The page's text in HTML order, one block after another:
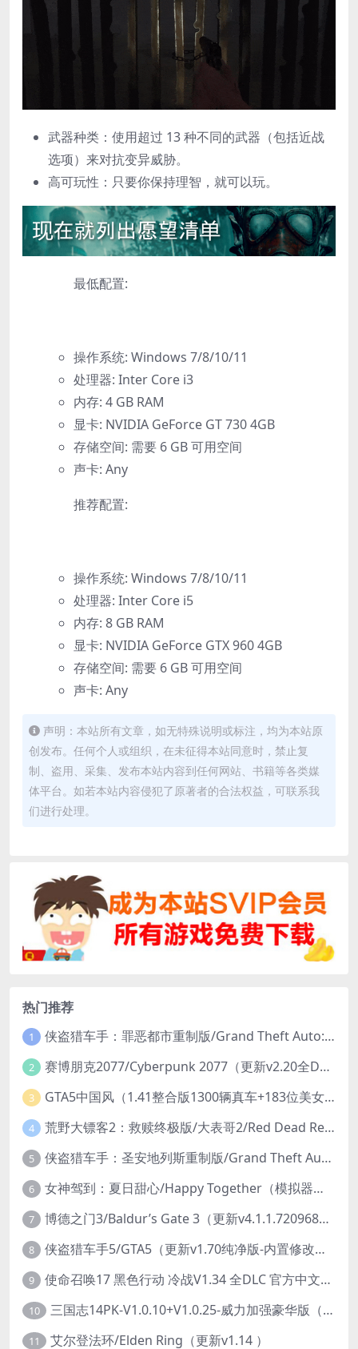
武器种类：使用超过 13 种不同的武器（包括近战
选项）来对抗变异威胁。
高可玩性：只要你保持理智，就可以玩。
最低配置:
操作系统: Windows 7/8/10/11
处理器: Inter Core i3
内存: 4 GB RAM
显卡: NVIDIA GeForce GT 730 4GB
存储空间: 需要 6 GB 可用空间
声卡: Any
推荐配置:
操作系统: Windows 7/8/10/11
处理器: Inter Core i5
内存: 8 GB RAM
显卡: NVIDIA GeForce GTX 960 4GB
存储空间: 需要 6 GB 可用空间
声卡: Any
声明：本站所有文章，如无特殊说明或标注，均为本站原
创发布。任何个人或组织，在未征得本站同意时，禁止复
制、盗用、采集、发布本站内容到任何网站、书籍等各类媒
体平台。如若本站内容侵犯了原著者的合法权益，可联系我
们进行处理。
热门推荐
1 侠盗猎车手：罪恶都市重制版/Grand Theft Auto: Vice City – The Definitive Edition
2 赛博朋克2077/Cyberpunk 2077（更新v2.20全DLC）
3 GTA5中国风（1.41整合版1300辆真车+183位美女与英雄+200%存档）
4 荒野大镖客2：救赎终极版/大表哥2/Red Dead Redemption 2: Ultimate Edition（更新v1491.50终极版）
5 侠盗猎车手：圣安地列斯重制版/Grand Theft Auto: San Andreas – The Definitive Edition（更新v1.113.49697469）
6 女神驾到：夏日甜心/Happy Together（模拟器版-升级豪华终极珍藏版+全DLC）
7 博德之门3/Baldur’s Gate 3（更新v4.1.1.7209685）
8 侠盗猎车手5/GTA5（更新v1.70纯净版-内置修改器+通关存档）
9 使命召唤17 黑色行动 冷战V1.34 全DLC 官方中文版COD17
10 三国志14PK-V1.0.10+V1.0.25-威力加强豪华版（武将面容套装-全DLC+季票+特典+中文语音+编辑修改器）
11 艾尔登法环/Elden Ring（更新v1.14 ）